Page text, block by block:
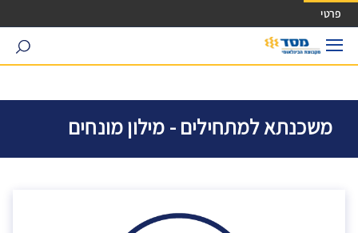
גישה ישירה לכפתור כניסה לחשבונך
פרטי
search
משכנתא למתחילים - מילון מונחים